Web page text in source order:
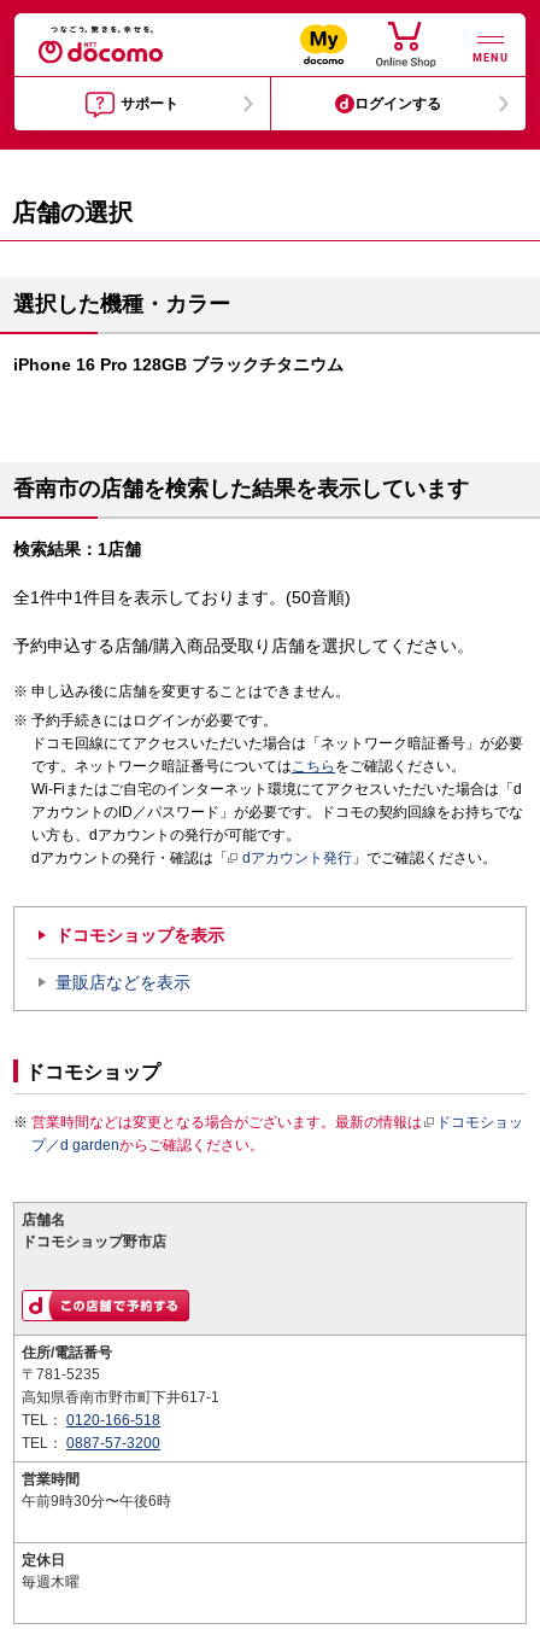
MENU
サポート ログインする
店舗の選択
選択した機種・カラー
iPhone 16 Pro 128GB ブラックチタニウム
香南市の店舗を検索した結果を表示しています
検索結果：1店舗
全1件中1件目を表示しております。(50音順)
予約申込する店舗/購入商品受取り店舗を選択してください。
申し込み後に店舗を変更することはできません。
予約手続きにはログインが必要です。
ドコモ回線にてアクセスいただいた場合は「ネットワーク暗証番号」が必要
です。ネットワーク暗証番号についてはこちら をご確認ください。
Wi-Fiまたはご自宅のインターネット環境にてアクセスいただいた場合は「d
アカウントのID／パスワード」が必要です。ドコモの契約回線をお持ちでな
い方も、dアカウントの発行が可能です。
dアカウントの発行・確認は「
dアカウント発行 」でご確認ください。
ドコモショップを表示
量販店などを表示
ドコモショップ
営業時間などは変更となる場合がございます。最新の情報は
ドコモショッ
プ／d gardenからご確認ください。
店舗名
ドコモショップ野市店
住所/電話番号
〒781-5235
高知県香南市野市町下井617-1
TEL： 0120-166-518
TEL： 0887-57-3200
営業時間
午前9時30分〜午後6時
定休日
毎週木曜